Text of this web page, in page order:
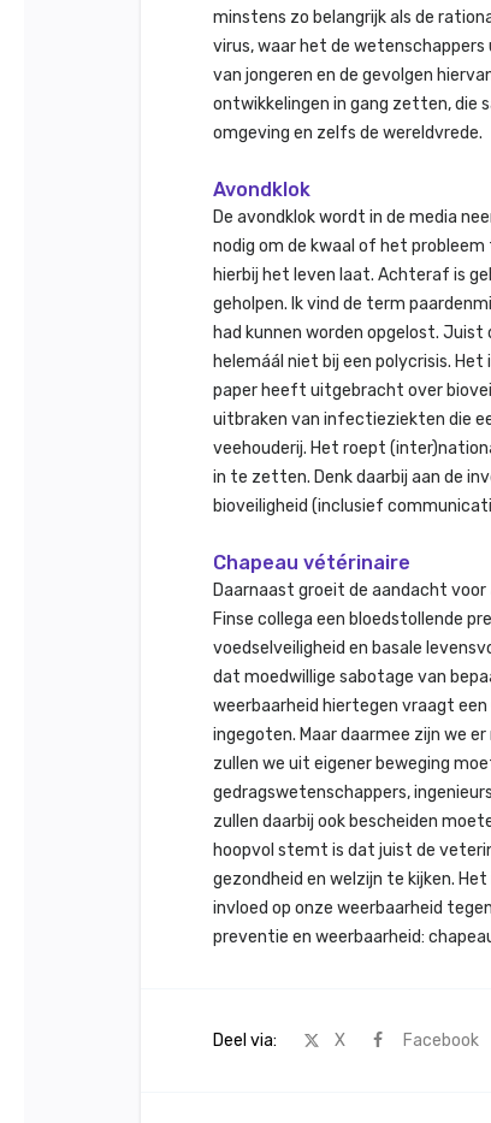
minstens zo belangrijk als de
virus, waar het de
van jongeren en de gevolgen
ontwikkelingen in gang zetten, die
omgeving en zelfs de wereldvrede.
Avondklok
De avondklok wordt in de media
nodig om de kwaal of het
hierbij het leven laat. Achteraf is
geholpen. Ik vind de term
had kunnen worden opgelost.
helemáál niet bij een polycrisis.
paper heeft uitgebracht over
uitbraken van infectieziekten die
veehouderij. Het roept
in te zetten. Denk daarbij aan de
bioveiligheid (inclusief
Chapeau vétérinaire
Daarnaast groeit de aandacht voor
Finse collega een bloedstollende
voedselveiligheid en basale
dat moedwillige sabotage van
weerbaarheid hiertegen vraagt
ingegoten. Maar daarmee zijn we
zullen we uit eigener beweging
gedragswetenschappers,
zullen daarbij ook bescheiden
hoopvol stemt is dat juist de
gezondheid en welzijn te kijken.
invloed op onze weerbaarheid
preventie en weerbaarheid:
Deel via: X Facebook